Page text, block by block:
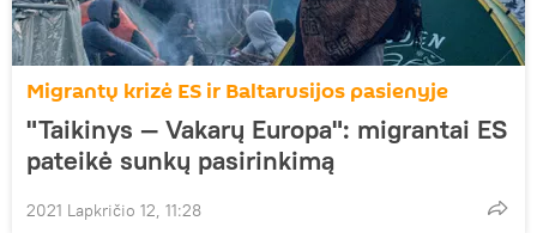
Migrantų krizė ES ir Baltarusijos pasienyje
"Taikinys — Vakarų Europa": migrantai ES
pateikė sunkų pasirinkimą
2021 Lapkričio 12, 11:28